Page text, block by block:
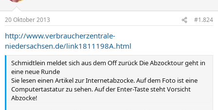
20 Oktober 2013 #1.824
http://www.verbraucherzentrale-
niedersachsen.de/link1811198A.html
Schmidtlein meldet sich aus dem Off zurück Die Abzocktour geht in
eine neue Runde
Sie lesen einen Artikel zur Internetabzocke. Auf dem Foto ist eine
Computertastatur zu sehen. Auf der Enter-Taste steht Vorsicht
Abzocke!